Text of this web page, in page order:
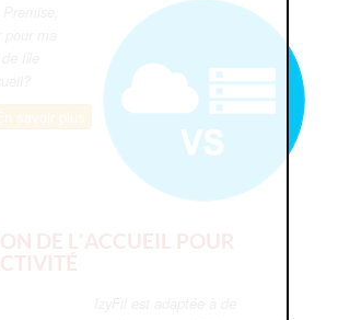
ma
file
DE L'ACCUEIL POUR